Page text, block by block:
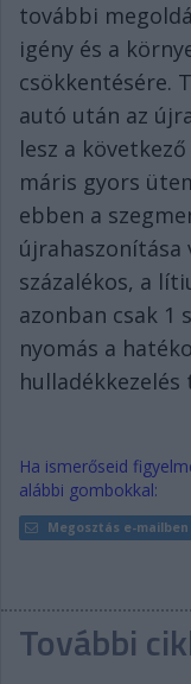
további
igény és a
csökkentésére.
autó után az
lesz a
máris gyors
ebben a
újrahaszonítása
százalékos, a
azonban csak 1
nyomás a
hulladékkezelés
Ha ismerőseid
alábbi gombokkal:
Megosztás e-mailben
További